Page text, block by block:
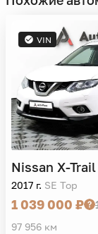
VIN
Nissan X-Trail
2017 г. SE Top
1 039 000 ₽
97 956 км